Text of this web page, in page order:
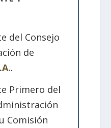
del Consejo
de
.
Primero del
Comisión